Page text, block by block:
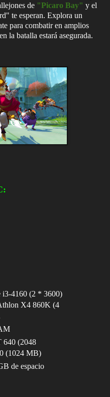
de "Picaro Bay" y el
te esperan. Explora un
para combatir en amplios
la batalla estará asegurada.
i3-4160 (2 * 3600)
X4 860K (4
640 (2048
(1024 MB)
de espacio